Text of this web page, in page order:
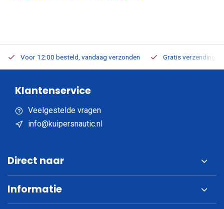
Voor 12:00 besteld, vandaag verzonden Gratis verzending
Klantenservice
Veelgestelde vragen
info@kuipersnautic.nl
Direct naar
Informatie